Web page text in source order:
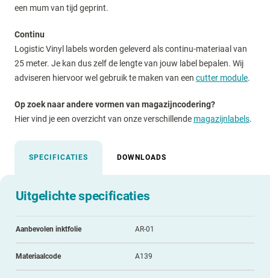
een mum van tijd geprint.
Continu
Logistic Vinyl labels worden geleverd als continu-materiaal van
25 meter. Je kan dus zelf de lengte van jouw label bepalen. Wij
adviseren hiervoor wel gebruik te maken van een cutter module.
Op zoek naar andere vormen van magazijncodering?
Hier vind je een overzicht van onze verschillende magazijnlabels.
SPECIFICATIES DOWNLOADS
Uitgelichte specificaties
Aanbevolen inktfolie AR-01
Materiaalcode A139